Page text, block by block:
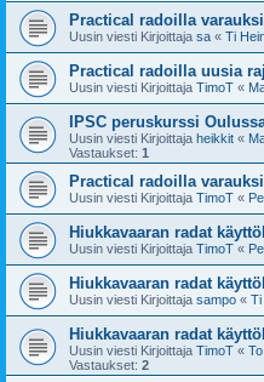
Practical radoilla
Uusin viesti Kirjoittaja sa « Ti
Practical radoilla uusia
Uusin viesti Kirjoittaja TimoT «
IPSC peruskurssi
Uusin viesti Kirjoittaja heikkit «
Vastaukset: 1
Practical radoilla
Uusin viesti Kirjoittaja TimoT «
Hiukkavaaran radat
Uusin viesti Kirjoittaja TimoT «
Hiukkavaaran radat
Uusin viesti Kirjoittaja sampo « Ti
Hiukkavaaran radat
Uusin viesti Kirjoittaja TimoT «
Vastaukset: 2